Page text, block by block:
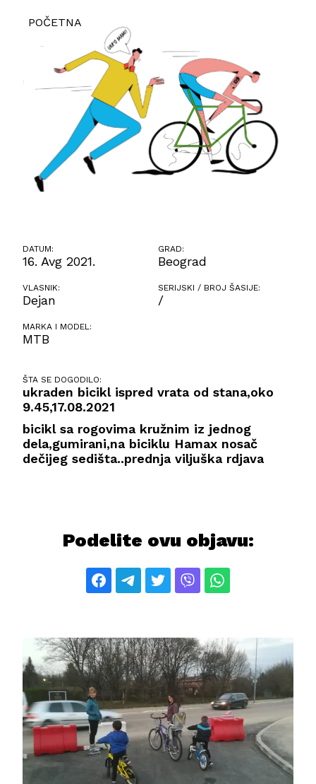
POČETNA
DATUM:
16. Avg 2021.
GRAD:
Beograd
VLASNIK:
Dejan
SERIJSKI / BROJ ŠASIJE:
/
MARKA I MODEL:
MTB
ŠTA SE DOGODILO:
ukraden bicikl ispred vrata od stana,oko
9.45,17.08.2021
bicikl sa rogovima kružnim iz jednog
dela,gumirani,na biciklu Hamax nosač
dečijeg sedišta..prednja viljuška rdjava
Podelite ovu objavu: